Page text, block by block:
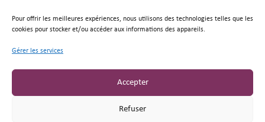
Pour offrir les meilleures expériences, nous utilisons des technologies telles que les
cookies pour stocker et/ou accéder aux informations des appareils.
Gérer les services
Accepter
Refuser
Pourquoi confier votre dîner
d’entreprise, la gestion technique et les animations au